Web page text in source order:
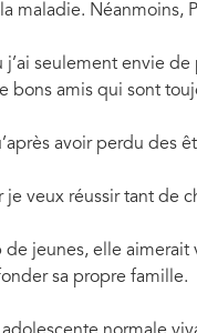
maladie. Néanmoins,
j’ai seulement envie
bons amis qui sont
avoir perdu des
je veux réussir tant de
jeunes, elle aimerait
sa propre famille.